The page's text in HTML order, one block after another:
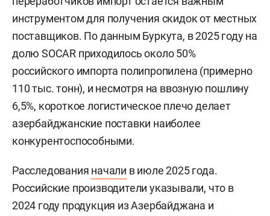
инструментом для получения скидок от местных
поставщиков. По данным Буркута, в 2025 году на
долю SOCAR приходилось около 50%
российского импорта полипропилена (примерно
110 тыс. тонн), и несмотря на ввозную пошлину
6,5%, короткое логистическое плечо делает
азербайджанские поставки наиболее
конкурентоспособными.
Расследования начали в июле 2025 года.
Российские производители указывали, что в
2024 году продукция из Азербайджана и